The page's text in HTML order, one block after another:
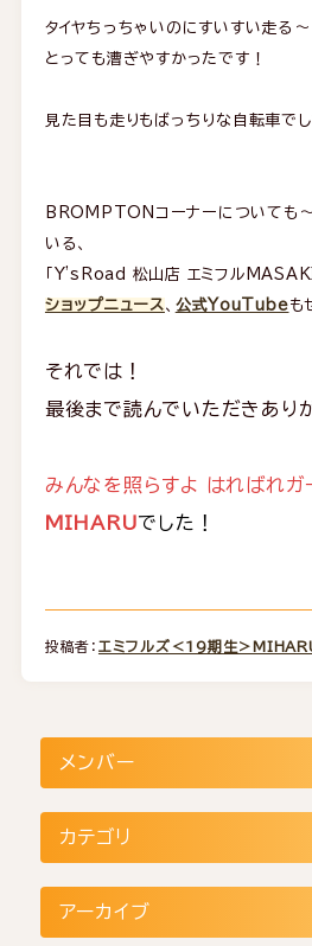
タイヤちっちゃいのにすいすい走る～
とっても漕ぎやすかったです！
見た目も走りもばっちりな自転車で
BROMPTONコーナーについても～
いる、
「Y'sRoad 松山店 エミフルMASAKI
ショップニュース、 公式YouTubeも
それでは！
最後まで読んでいただきあり
みんなを照らすよ はればれガ
MIHARUでした！
投稿者： エミフルズ＜19期生＞
メンバー
カテゴリ
アーカイブ